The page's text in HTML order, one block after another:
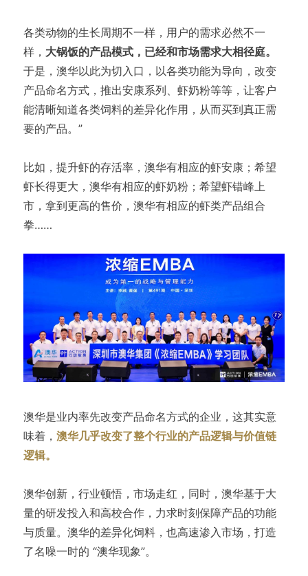
各类动物的生长周期不一样，用户的需求必然不一
样， 大锅饭的产品模式，已经和市场需求大相径庭。
于是，澳华以此为切入口，以各类功能为导向，改变
产品命名方式，推出安康系列、虾奶粉等等，让客户
能清晰知道各类饲料的差异化作用，从而买到真正需
要的产品。”
比如，提升虾的存活率，澳华有相应的虾安康；希望
虾长得更大，澳华有相应的虾奶粉；希望虾错峰上
市，拿到更高的售价，澳华有相应的虾类产品组合
拳……
澳华是业内率先改变产品命名方式的企业，这其实意
味着， 澳华几乎改变了整个行业的产品逻辑与价值链
逻辑。
澳华创新，行业顿悟，市场走红，同时，澳华基于大
量的研发投入和高校合作，力求时刻保障产品的功能
与质量。澳华的差异化饲料，也高速渗入市场，打造
了名噪一时的 “澳华现象”。